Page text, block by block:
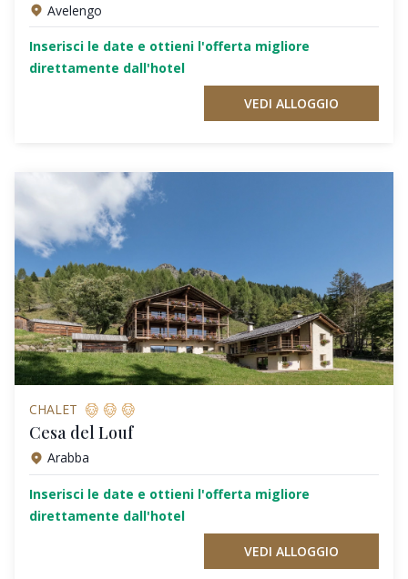
Avelengo
Inserisci le date e ottieni l'offerta migliore
direttamente dall'hotel
VEDI ALLOGGIO
CHALET
Cesa del Louf
Arabba
Inserisci le date e ottieni l'offerta migliore
direttamente dall'hotel
VEDI ALLOGGIO